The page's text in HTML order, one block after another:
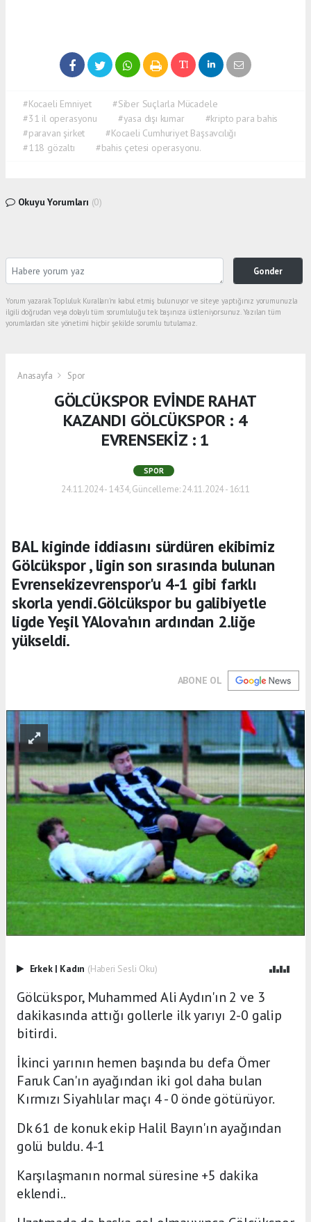
#Kocaeli Emniyet
#Siber Suçlarla Mücadele
#31 il operasyonu
#yasa dışı kumar
#kripto para bahis
#paravan şirket
#Kocaeli Cumhuriyet Başsavcılığı
#118 gözaltı
#bahis çetesi operasyonu.
Okuyu Yorumları (0)
Gonder
Yorum yazarak Topluluk Kuralları’nı kabul etmiş bulunuyor ve siteye yaptığınız yorumunuzla
ilgili doğrudan veya dolaylı tüm sorumluluğu tek başınıza üstleniyorsunuz. Yazılan tüm
yorumlardan site yönetimi hiçbir şekilde sorumlu tutulamaz.
Anasayfa Spor
GÖLCÜKSPOR EVİNDE RAHAT
KAZANDI GÖLCÜKSPOR : 4
EVRENSEKİZ : 1
SPOR
24.11.2024 - 14:34, Güncelleme: 24.11.2024 - 16:11
BAL kiginde iddiasını sürdüren ekibimiz
Gölcükspor , ligin son sırasında bulunan
Evrensekizevrenspor'u 4-1 gibi farklı
skorla yendi.Gölcükspor bu galibiyetle
ligde Yeşil YAlova'nın ardından 2.liğe
yükseldi.
ABONE OL
Erkek | Kadın (Haberi Sesli Oku)
Gölcükspor, Muhammed Ali Aydın'ın 2 ve 3
dakikasında attığı gollerle ilk yarıyı 2-0 galip
bitirdi.
İkinci yarının hemen başında bu defa Ömer
Faruk Can'ın ayağından iki gol daha bulan
Kırmızı Siyahlılar maçı 4 - 0 önde götürüyor.
Dk 61 de konuk ekip Halil Bayın'ın ayağından
golü buldu. 4-1
Karşılaşmanın normal süresine +5 dakika
eklendi..